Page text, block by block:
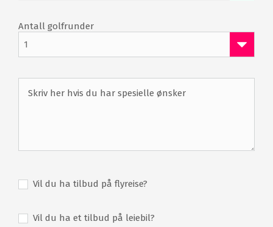
Antall golfrunder
1
Vil du ha tilbud på flyreise?
Vil du ha et tilbud på leiebil?